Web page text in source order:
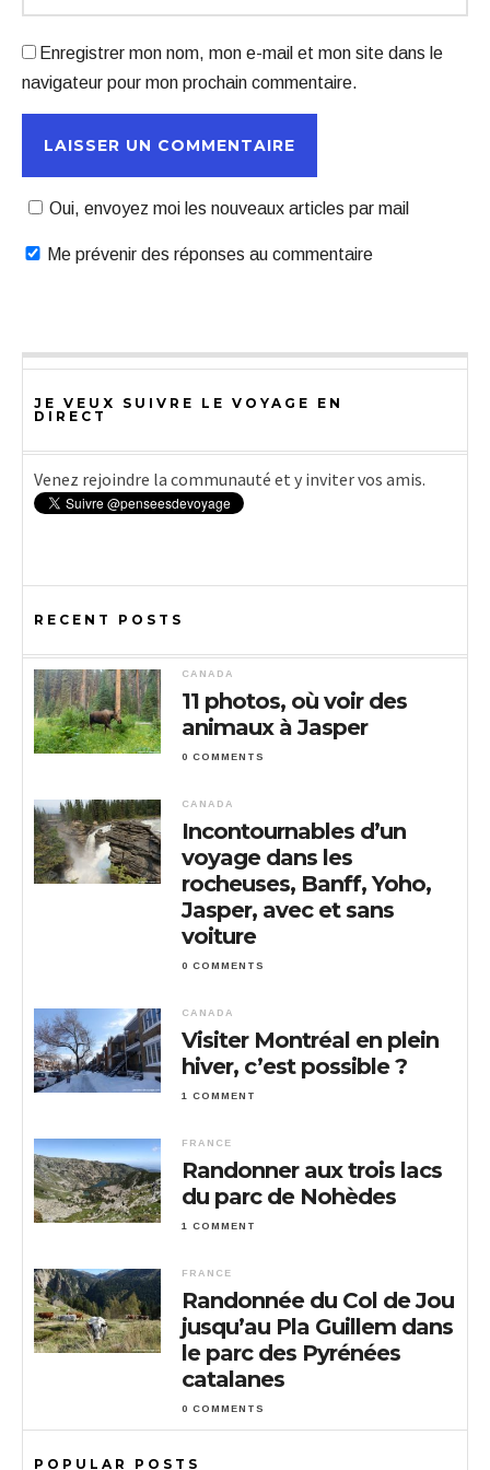
Enregistrer mon nom, mon e-mail et mon site dans le
navigateur pour mon prochain commentaire.
Oui, envoyez moi les nouveaux articles par mail
Me prévenir des réponses au commentaire
JE VEUX SUIVRE LE VOYAGE EN
DIRECT
Venez rejoindre la communauté et y inviter vos amis.
RECENT POSTS
CANADA
11 photos, où voir des
animaux à Jasper
0 COMMENTS
CANADA
Incontournables d’un
voyage dans les
rocheuses, Banff, Yoho,
Jasper, avec et sans
voiture
0 COMMENTS
CANADA
Visiter Montréal en plein
hiver, c’est possible ?
1 COMMENT
FRANCE
Randonner aux trois lacs
du parc de Nohèdes
1 COMMENT
FRANCE
Randonnée du Col de Jou
jusqu’au Pla Guillem dans
le parc des Pyrénées
catalanes
0 COMMENTS
POPULAR POSTS